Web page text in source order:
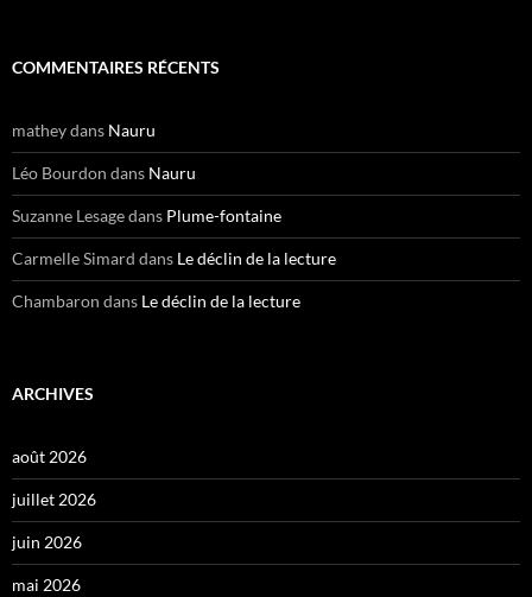
COMMENTAIRES RÉCENTS
matheydans Nauru
Léo Bourdon dans Nauru
Suzanne Lesagedans Plume-fontaine
Carmelle Simard dans Le déclin de la lecture
Chambaron dans Le déclin de la lecture
ARCHIVES
août 2026
juillet 2026
juin 2026
mai 2026